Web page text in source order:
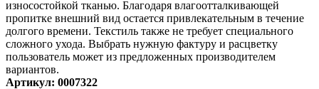
износостойкой тканью. Благодаря влагоотталкивающей
пропитке внешний вид остается привлекательным в течение
долгого времени. Текстиль также не требует специального
сложного ухода. Выбрать нужную фактуру и расцветку
пользователь может из предложенных производителем
вариантов.
Артикул: 0007322